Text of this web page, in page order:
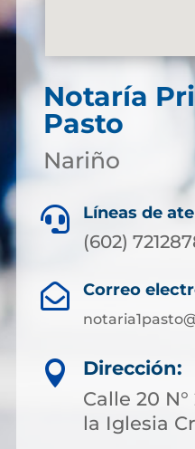
Notaría
Pasto
Nariño
 Líneas de
(602)
 Correo

Dirección:
Calle 20
la Iglesia